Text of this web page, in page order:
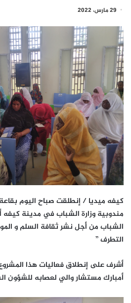
29 مارس، 2022
كيفه ميديا / إنطلقت صباح اليوم
مندوبية وزارة الشباب في مدينة
الشباب من أجل نشر ثقافة السلم و
التطرف ”
أشرف على إنطلاق فعاليات هذا
أمبارك مستشار والي لعصابه للشؤون